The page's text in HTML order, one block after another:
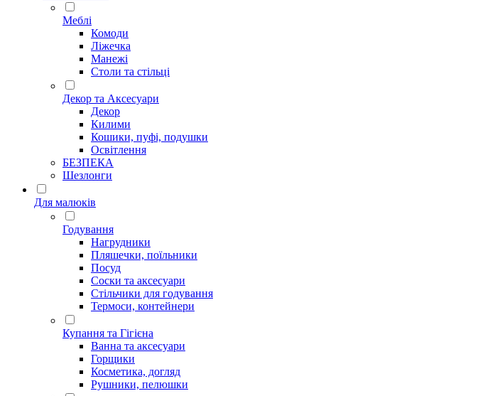
Меблі
Комоди
Ліжечка
Манежі
Столи та стільці
Декор та Аксесуари
Декор
Килими
Кошики, пуфі, подушки
Освітлення
БЕЗПЕКА
Шезлонги
Для малюків
Годування
Нагрудники
Пляшечки, поїльники
Посуд
Соски та аксесуари
Стільчики для годування
Термоси, контейнери
Купання та Гігієна
Ванна та аксесуари
Горщики
Косметика, догляд
Рушники, пелюшки